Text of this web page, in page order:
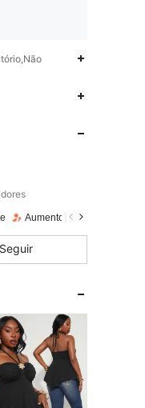
Aumento de seguidores
Seguir